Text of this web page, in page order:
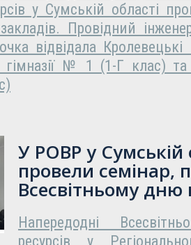
у Сумській області
Провідний
відвідала
гімназії № 1 (1-Г клас)
У РОВР у Сумській
провели семінар,
Всесвітньому дню
Напередодні
ресурсів у